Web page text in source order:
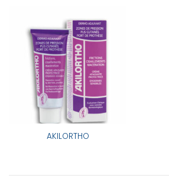
AKILORTHO